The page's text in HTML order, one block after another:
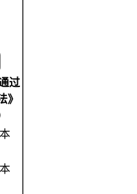
过
》